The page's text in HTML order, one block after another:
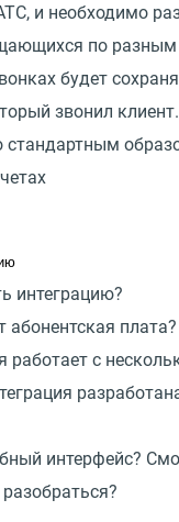
и необходимо
по
будет
звонил клиент.
стандартным
интеграцию?
абонентская плата?
с
интерфейс?